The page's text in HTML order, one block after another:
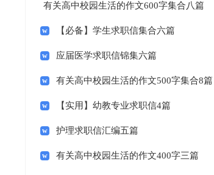
有关高中校园生活的作文600字集合八篇
【必备】学生求职信集合六篇
应届医学求职信锦集六篇
有关高中校园生活的作文500字集合8篇
【实用】幼教专业求职信4篇
护理求职信汇编五篇
有关高中校园生活的作文400字三篇